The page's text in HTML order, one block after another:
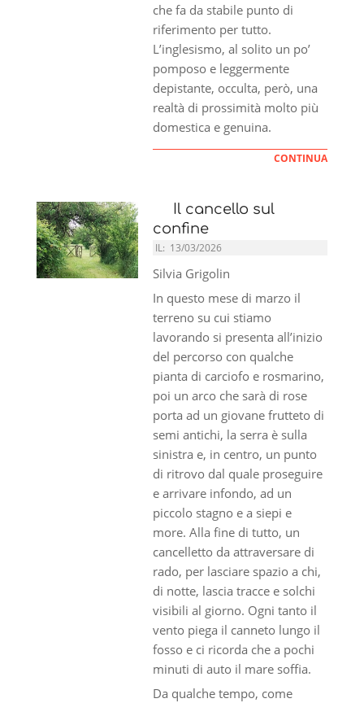
che fa da stabile punto di
riferimento per tutto.
L’inglesismo, al solito un po’
pomposo e leggermente
depistante, occulta, però, una
realtà di prossimità molto più
domestica e genuina.
CONTINUA
Il cancello sul
confine
IL: 13/03/2026
Silvia Grigolin
In questo mese di marzo il
terreno su cui stiamo
lavorando si presenta all’inizio
del percorso con qualche
pianta di carciofo e rosmarino,
poi un arco che sarà di rose
porta ad un giovane frutteto di
semi antichi, la serra è sulla
sinistra e, in centro, un punto
di ritrovo dal quale proseguire
e arrivare infondo, ad un
piccolo stagno e a siepi e
more. Alla fine di tutto, un
cancelletto da attraversare di
rado, per lasciare spazio a chi,
di notte, lascia tracce e solchi
visibili al giorno. Ogni tanto il
vento piega il canneto lungo il
fosso e ci ricorda che a pochi
minuti di auto il mare soffia.
Da qualche tempo, come